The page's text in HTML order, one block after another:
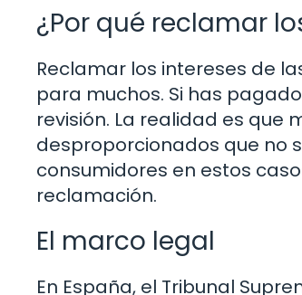
¿Por qué reclamar
Reclamar los intereses de
para muchos. Si has
revisión. La realidad es
desproporcionados que no
consumidores en estos
reclamación.
El marco legal
En España, el Tribunal